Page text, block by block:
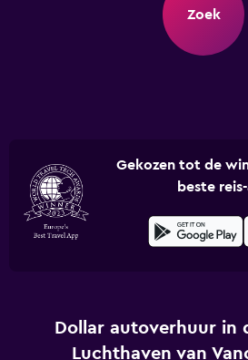
Zoek
Gekozen tot de
beste
Dollar autoverhuur in
Luchthaven van